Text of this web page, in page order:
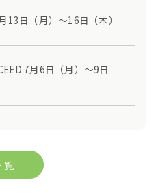
日（月）～16日（木）
7月6日（月）～9日
覧